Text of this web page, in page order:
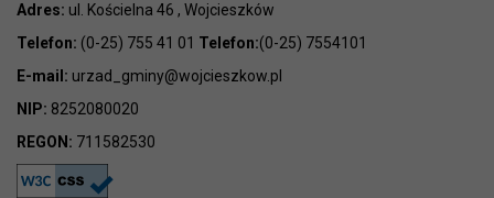
Adres: ul. Kościelna 46 , Wojcieszków
Telefon: (0-25) 755 41 01 Telefon:(0-25) 7554101
E-mail: urzad_gminy@wojcieszkow.pl
NIP: 8252080020
REGON: 711582530